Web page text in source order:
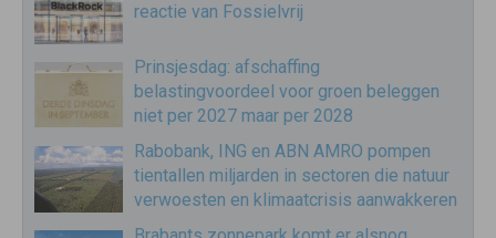
reactie van Fossielvrij
Prinsjesdag: afschaffing
belastingvoordeel voor groen beleggen
niet per 2027 maar per 2028
Rabobank, ING en ABN AMRO pompen
tientallen miljarden in sectoren die natuur
verwoesten en klimaatcrisis aanwakkeren